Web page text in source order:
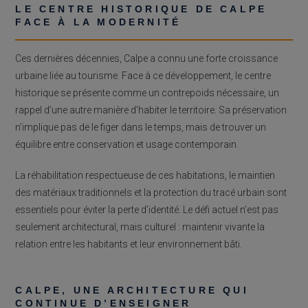
LE CENTRE HISTORIQUE DE CALPE
FACE À LA MODERNITÉ
Ces dernières décennies, Calpe a connu une forte croissance
urbaine liée au tourisme. Face à ce développement, le centre
historique se présente comme un contrepoids nécessaire, un
rappel d’une autre manière d’habiter le territoire. Sa préservation
n’implique pas de le figer dans le temps, mais de trouver un
équilibre entre conservation et usage contemporain.
La réhabilitation respectueuse de ces habitations, le maintien
des matériaux traditionnels et la protection du tracé urbain sont
essentiels pour éviter la perte d’identité. Le défi actuel n’est pas
seulement architectural, mais culturel : maintenir vivante la
relation entre les habitants et leur environnement bâti.
CALPE, UNE ARCHITECTURE QUI
CONTINUE D’ENSEIGNER